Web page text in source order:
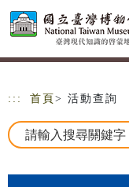
跳到主要內容
網站導覽
::: 首頁 > 活動查詢